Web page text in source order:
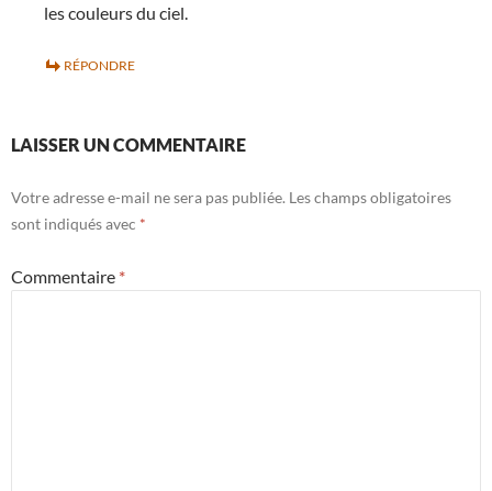
les couleurs du ciel.
RÉPONDRE
LAISSER UN COMMENTAIRE
Votre adresse e-mail ne sera pas publiée. Les champs obligatoires
sont indiqués avec *
Commentaire *